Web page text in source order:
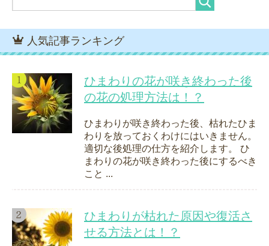
人気記事ランキング
ひまわりの花が咲き終わった後
の花の処理方法は！？
ひまわりが咲き終わった後、枯れたひま
わりを放っておくわけにはいきません。
適切な後処理の仕方を紹介します。 ひ
まわりの花が咲き終わった後にするべき
こと ...
ひまわりが枯れた原因や復活さ
せる方法とは！？